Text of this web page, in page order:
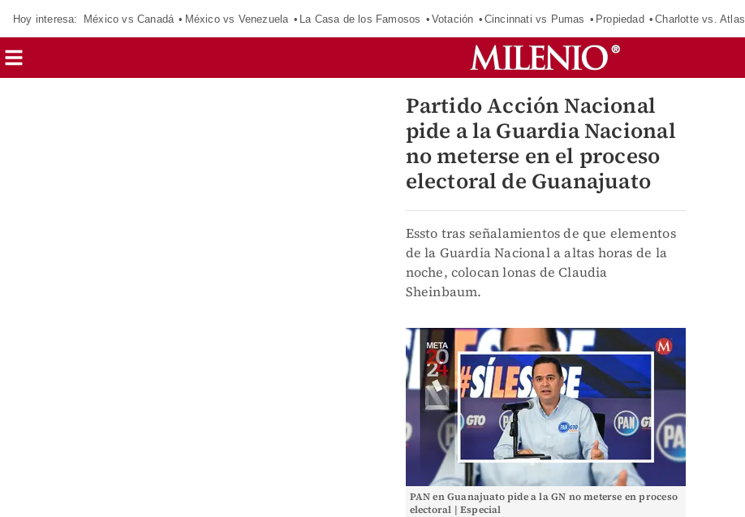
Hoy interesa: México vs Canadá México vs Venezuela La Casa de los Famosos Votación Cincinnati vs Pumas Propiedad Charlotte vs. Atlas
Partido Acción Nacional
pide a la Guardia Nacional
no meterse en el proceso
electoral de Guanajuato
Essto tras señalamientos de que elementos
de la Guardia Nacional a altas horas de la
noche, colocan lonas de Claudia
Sheinbaum.
PAN en Guanajuato pide a la GN no meterse en proceso
electoral | Especial